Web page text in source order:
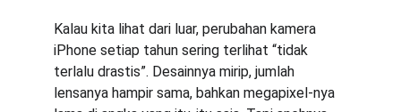
Kalau kita lihat dari luar, perubahan kamera
iPhone setiap tahun sering terlihat “tidak
terlalu drastis”. Desainnya mirip, jumlah
lensanya hampir sama, bahkan megapixel-nya